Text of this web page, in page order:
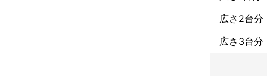
広さ2台分
広さ3台分